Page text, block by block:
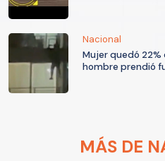
Nacional
Mujer quedó
hombre prendió
MÁS DE